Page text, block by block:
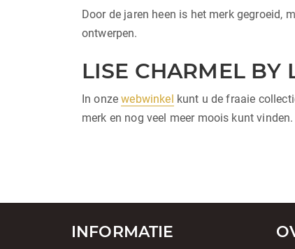
Door de jaren heen is het merk gegroeid,
ontwerpen.
LISE CHARMEL BY
In onzewebwinkel kunt u de fraaie
merk en nog veel meer moois kunt vinden.
INFORMATIE